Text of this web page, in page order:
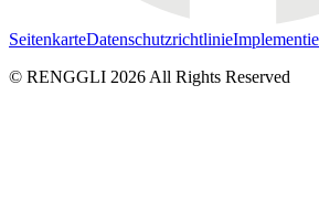
SeitenkarteDatenschutzrichtlinie
© RENGGLI 2026 All Rights Reserved